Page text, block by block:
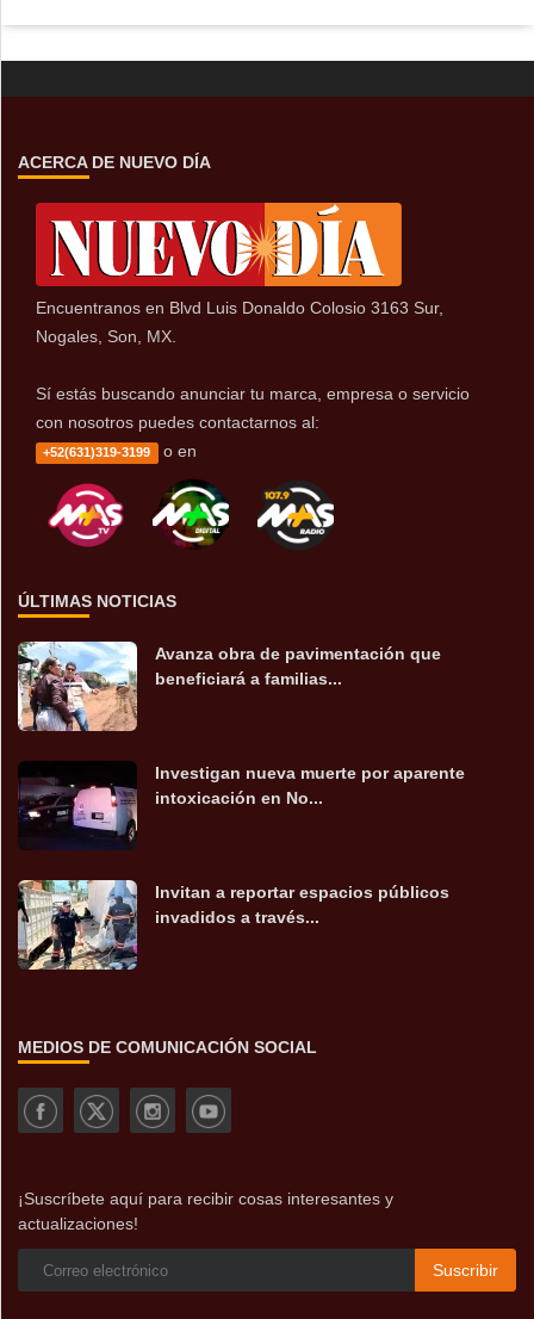
ACERCA DE NUEVO DÍA
Encuentranos en Blvd Luis Donaldo Colosio 3163 Sur,
Nogales, Son, MX.
Sí estás buscando anunciar tu marca, empresa o servicio
con nosotros puedes contactarnos al:
+52(631)319-3199 o en
ÚLTIMAS NOTICIAS
Avanza obra de pavimentación que
beneficiará a familias...
Investigan nueva muerte por aparente
intoxicación en No...
Invitan a reportar espacios públicos
invadidos a través...
MEDIOS DE COMUNICACIÓN SOCIAL
¡Suscríbete aquí para recibir cosas interesantes y
actualizaciones!
Suscribir